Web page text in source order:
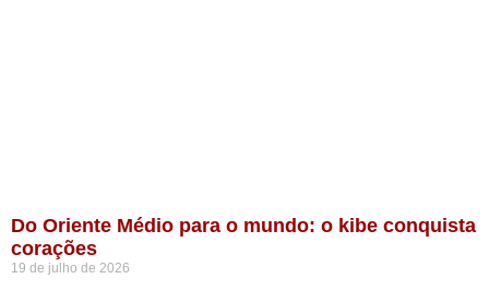
Do Oriente Médio para o mundo: o kibe conquista
corações
19 de julho de 2026